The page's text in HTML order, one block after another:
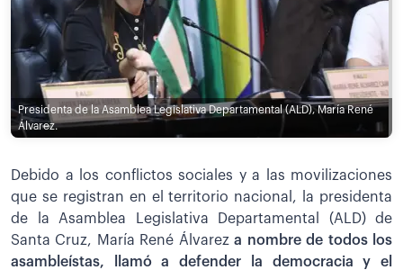
Presidenta de la Asamblea Legislativa Departamental (ALD), María René
Álvarez.
Debido a los conflictos sociales y a las movilizaciones
que se registran en el territorio nacional, la presidenta
de la Asamblea Legislativa Departamental (ALD) de
Santa Cruz, María René Álvareza nombre de todos los
asambleístas, llamó a defender la democracia y el